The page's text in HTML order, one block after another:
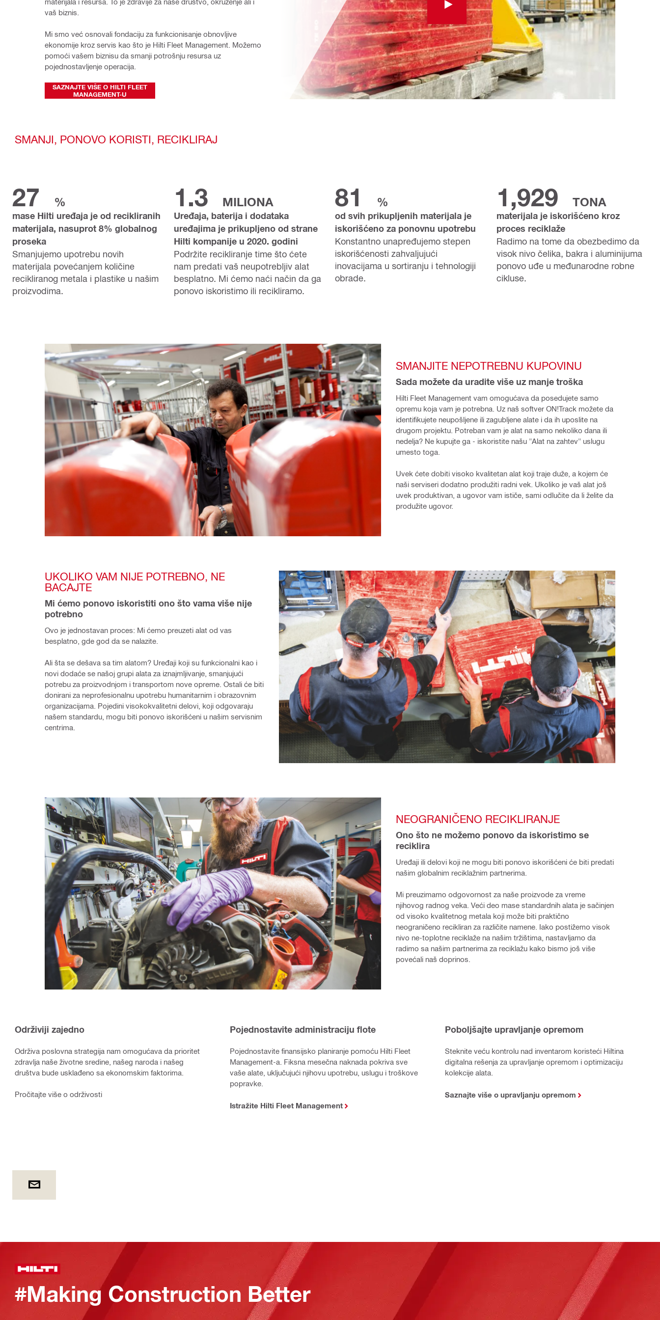
vaš biznis.
Mi smo već osnovali fondaciju za funkcionisanje obnovljive
ekonomije kroz servis kao što je Hilti Fleet Management. Možemo
pomoći vašem biznisu da smanji potrošnju resursa uz
pojednostavljenje operacija.
SAZNAJTE VIŠE O HILTI FLEET
MANAGEMENT-U
SMANJI, PONOVO KORISTI, RECIKLIRAJ
27 %
mase Hilti uređaja je od recikliranih
materijala, nasuprot 8% globalnog
proseka
Smanjujemo upotrebu novih
materijala povećanjem količine
recikliranog metala i plastike u našim
proizvodima.
1.3 MILIONA
Uređaja, baterija i dodataka
uređajima je prikupljeno od strane
Hilti kompanije u 2020. godini
Podržite recikliranje time što ćete
nam predati vaš neupotrebljiv alat
besplatno. Mi ćemo naći način da ga
ponovo iskoristimo ili recikliramo.
81 %
od svih prikupljenih materijala je
iskorišćeno za ponovnu upotrebu
Konstantno unapređujemo stepen
iskorišćenosti zahvaljujući
inovacijama u sortiranju i tehnologiji
obrade.
1,929 TONA
materijala je iskorišćeno kroz
proces reciklaže
Radimo na tome da obezbedimo da
visok nivo čelika, bakra i aluminijuma
ponovo uđe u međunarodne robne
cikluse.
SMANJITE NEPOTREBNU KUPOVINU
Sada možete da uradite više uz manje troška
Hilti Fleet Management vam omogućava da posedujete samo
opremu koja vam je potrebna. Uz naš softver ON!Track možete da
identifikujete neupošljene ili zagubljene alate i da ih uposlite na
drugom projektu. Potreban vam je alat na samo nekoliko dana ili
nedelja? Ne kupujte ga - iskoristite našu "Alat na zahtev" uslugu
umesto toga.
Uvek ćete dobiti visoko kvalitetan alat koji traje duže, a kojem će
naši serviseri dodatno produžiti radni vek. Ukoliko je vaš alat još
uvek produktivan, a ugovor vam ističe, sami odlučite da li želite da
produžite ugovor.
UKOLIKO VAM NIJE POTREBNO, NE
BACAJTE
Mi ćemo ponovo iskoristiti ono što vama više nije
potrebno
Ovo je jednostavan proces: Mi ćemo preuzeti alat od vas
besplatno, gde god da se nalazite.
Ali šta se dešava sa tim alatom? Uređaji koji su funkcionalni kao i
novi dodaće se našoj grupi alata za iznajmljivanje, smanjujući
potrebu za proizvodnjom i transportom nove opreme. Ostali će biti
donirani za neprofesionalnu upotrebu humanitarnim i obrazovnim
organizacijama. Pojedini visokokvalitetni delovi, koji odgovaraju
našem standardu, mogu biti ponovo iskorišćeni u našim servisnim
centrima.
NEOGRANIČENO RECIKLIRANJE
Ono što ne možemo ponovo da iskoristimo se
reciklira
Uređaji ili delovi koji ne mogu biti ponovo iskorišćeni će biti predati
našim globalnim reciklažnim partnerima.
Mi preuzimamo odgovornost za naše proizvode za vreme
njihovog radnog veka. Veći deo mase standardnih alata je sačinjen
od visoko kvalitetnog metala koji može biti praktično
neograničeno recikliran za različite namene. Iako postižemo visok
nivo ne-toplotne reciklaže na našim tržištima, nastavljamo da
radimo sa našim partnerima za reciklažu kako bismo još više
povećali naš doprinos.
Održiviji zajedno
Održiva poslovna strategija nam omogućava da prioritet
zdravlja naše životne sredine, našeg naroda i našeg
društva bude usklađeno sa ekonomskim faktorima.
Pročitajte više o održivosti
Pojednostavite administraciju flote
Pojednostavite finansijsko planiranje pomoću Hilti Fleet
Management-a. Fiksna mesečna naknada pokriva sve
vaše alate, uključujući njihovu upotrebu, uslugu i troškove
popravke.
Istražite Hilti Fleet Management
Poboljšajte upravljanje opremom
Steknite veću kontrolu nad inventarom koristeći Hiltina
digitalna rešenja za upravljanje opremom i optimizaciju
kolekcije alata.
Saznajte više o upravljanju opremom
#Making Construction Better